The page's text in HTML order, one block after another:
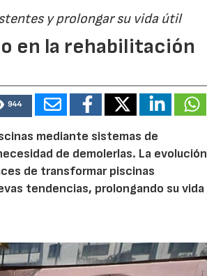
y prolongar su vida útil
en la rehabilitación
944
mediante sistemas de
de demolerlas. La evolución
de transformar piscinas
tendencias, prolongando su vida